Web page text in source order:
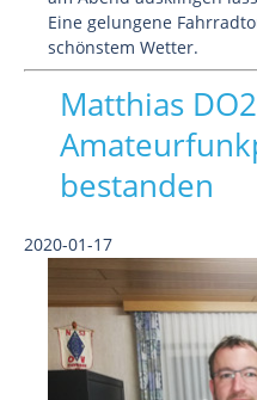
Eine gelungene
schönstem Wetter.
Matthias
bestanden
2020-01-17